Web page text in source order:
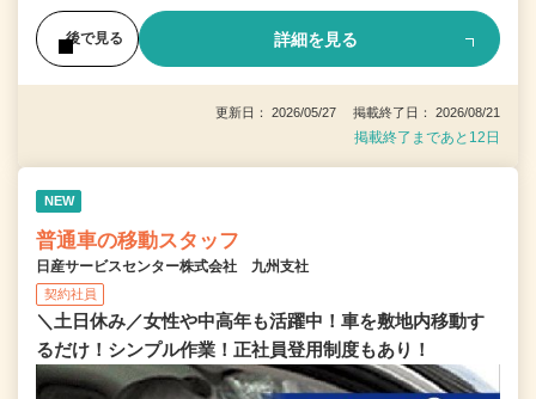
後で見る 詳細を見る
更新日： 2026/05/27 掲載終了日： 2026/08/21
掲載終了まであと12日
NEW
普通車の移動スタッフ
日産サービスセンター株式会社 九州支社
契約社員
＼土日休み／女性や中高年も活躍中！車を敷地内移動す
るだけ！シンプル作業！正社員登用制度もあり！